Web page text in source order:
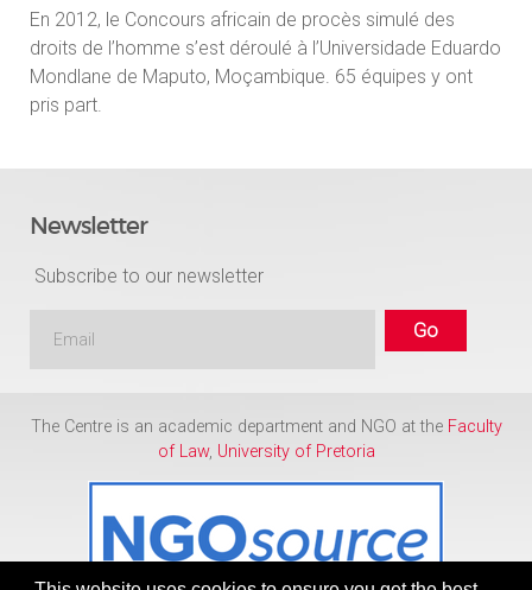
En 2012, le Concours africain de procès simulé des
droits de l’homme s’est déroulé à l’Universidade Eduardo
Mondlane de Maputo, Moçambique. 65 équipes y ont
pris part.
Newsletter
Subscribe to our newsletter
The Centre is an academic department and NGO at the Faculty
of Law, University of Pretoria